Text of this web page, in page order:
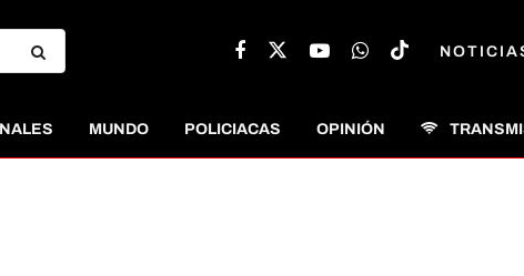
MUNDO POLICIACAS OPINIÓN